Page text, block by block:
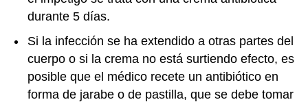
durante 5 días.
Si la infección se ha extendido a otras partes del
cuerpo o si la crema no está surtiendo efecto, es
posible que el médico recete un antibiótico en
forma de jarabe o de pastilla, que se debe tomar